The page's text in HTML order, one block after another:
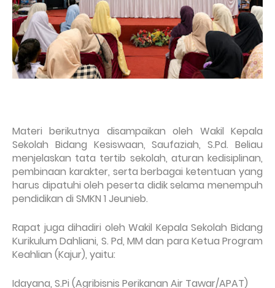
Materi berikutnya disampaikan oleh Wakil Kepala
Sekolah Bidang Kesiswaan, Saufaziah, S.Pd. Beliau
menjelaskan tata tertib sekolah, aturan kedisiplinan,
pembinaan karakter, serta berbagai ketentuan yang
harus dipatuhi oleh peserta didik selama menempuh
pendidikan di SMKN 1 Jeunieb.
Rapat juga dihadiri oleh Wakil Kepala Sekolah Bidang
Kurikulum Dahliani, S. Pd, MM dan para Ketua Program
Keahlian (Kajur), yaitu:
Idayana, S.Pi (Agribisnis Perikanan Air Tawar/APAT)